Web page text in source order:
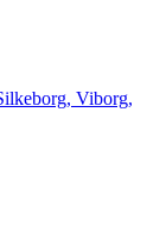
Viborg,